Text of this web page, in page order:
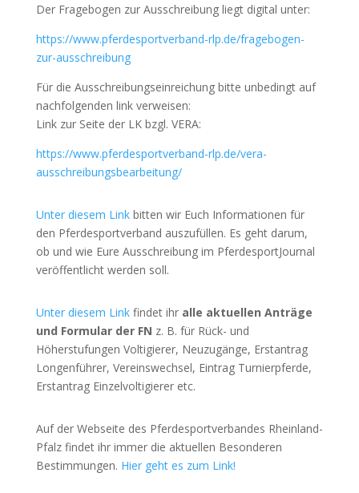
Der Fragebogen zur Ausschreibung liegt digital unter:
https://www.pferdesportverband-rlp.de/fragebogen-
zur-ausschreibung
Für die Ausschreibungseinreichung bitte unbedingt auf
nachfolgenden link verweisen:
Link zur Seite der LK bzgl. VERA:
https://www.pferdesportverband-rlp.de/vera-
ausschreibungsbearbeitung/
Unter diesem Linkbitten wir Euch Informationen für
den Pferdesportverband auszufüllen. Es geht darum,
ob und wie Eure Ausschreibung im PferdesportJournal
veröffentlicht werden soll.
Unter diesem Linkfindet ihr alle aktuellen Anträge
und Formular der FN z. B. für Rück- und
Höherstufungen Voltigierer, Neuzugänge, Erstantrag
Longenführer, Vereinswechsel, Eintrag Turnierpferde,
Erstantrag Einzelvoltigierer etc.
Auf der Webseite des Pferdesportverbandes Rheinland-
Pfalz findet ihr immer die aktuellen Besonderen
Bestimmungen. Hier geht es zum Link!